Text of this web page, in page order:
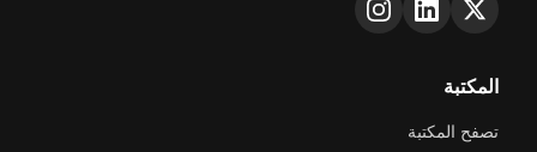
المكتبة
تصفح المكتبة